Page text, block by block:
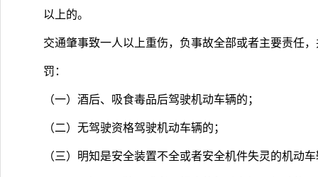
以上的。
交通肇事致一人以上重伤，负事故全部或者主要责任
罚：
（一）酒后、吸食毒品后驾驶机动车辆的；
（二）无驾驶资格驾驶机动车辆的；
（三）明知是安全装置不全或者安全机件失灵的机动